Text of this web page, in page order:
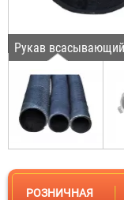
Рукав
РОЗНИЧНАЯ